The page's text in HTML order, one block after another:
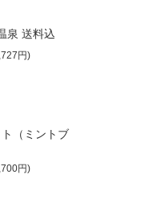
泉 送料込
円)
ト（ミントブ
円)